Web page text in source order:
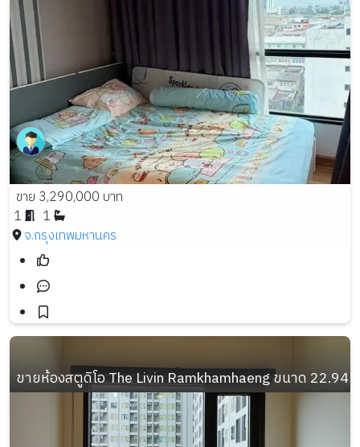
ขาย 3,290,000 บาท
1
1
จ.กรุงเทพมหานคร
ขายห้องสตูดิโอ The Livin Ramkhamhaeng ขนาด 22.94